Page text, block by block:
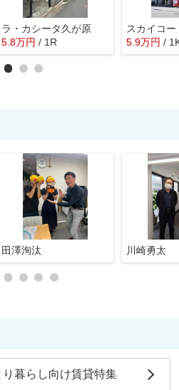
ラ・カシータ久が原
5.8万円 / 1R
スカイコ
5.9万円 /
田澤洵汰 川崎勇太
り暮らし向け賃貸特集